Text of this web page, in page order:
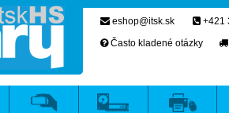
eshop@itsk.sk +421
Často kladené otázky